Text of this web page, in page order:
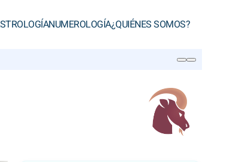
NUMEROLOGÍA¿QUIÉNES SOMOS?